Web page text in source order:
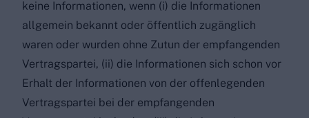
keine Informationen, wenn (i) die Informationen
allgemein bekannt oder öffentlich zugänglich
waren oder wurden ohne Zutun der empfangenden
Vertragspartei, (ii) die Informationen sich schon vor
Erhalt der Informationen von der offenlegenden
Vertragspartei bei der empfangenden